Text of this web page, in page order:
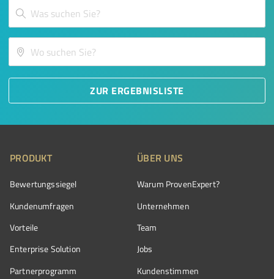
ZUR ERGEBNISLISTE
PRODUKT
Bewertungssiegel
Kundenumfragen
Vorteile
Enterprise Solution
Partnerprogramm
ÜBER UNS
Warum ProvenExpert?
Unternehmen
Team
Jobs
Kundenstimmen